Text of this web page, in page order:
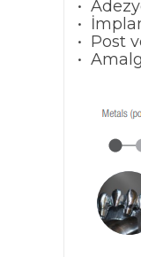
•
•
• Post
•